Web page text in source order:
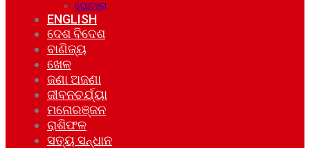
ଘୋଟାଲା
ENGLISH
ଦେଶ ବିଦେଶ
ବାଣିଜ୍ୟ
ଖେଳ
ଜଣା ଅଜଣା
ଜୀବନଚର୍ଯ୍ୟା
ମନୋରଞ୍ଜନ
ରାଶିଫଳ
ସତ୍ୟ ସନ୍ଧାନ